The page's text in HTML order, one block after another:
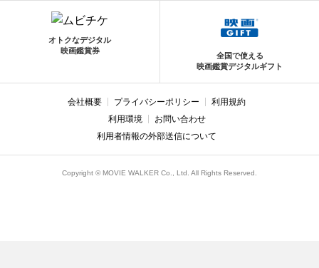
オトクなデジタル
映画鑑賞券
全国で使える
映画鑑賞デジタルギフト
会社概要 プライバシーポリシー
利用規約
利用環境
お問い合わせ
利用者情報の外部送信について
Copyright © MOVIE WALKER Co., Ltd. All Rights Reserved.